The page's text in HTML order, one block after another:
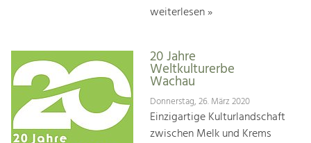
weiterlesen »
20 Jahre
Weltkulturerbe
Wachau
Donnerstag, 26. März 2020
Einzigartige Kulturlandschaft
zwischen Melk und Krems